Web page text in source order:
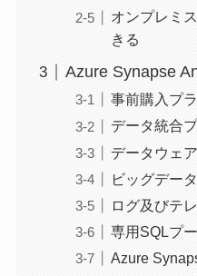
オンプレミ
きる
Azure Synapse
事前購入プ
データ統合
データウェ
ビッグデー
ログ及びテ
専用SQLプ
Azure